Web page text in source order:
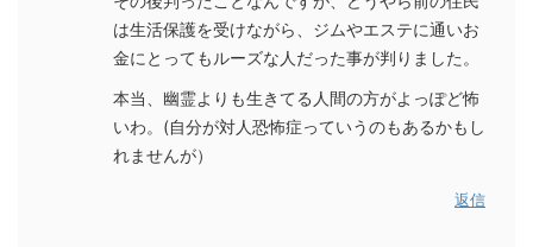
は生活保護を受けながら、ジムやエステに通いお
金にとってもルーズな人だった事が判りました。
本当、幽霊よりも生きてる人間の方がよっぽど怖
いわ。(自分が対人恐怖症っていうのもあるかもし
れませんが）
返信